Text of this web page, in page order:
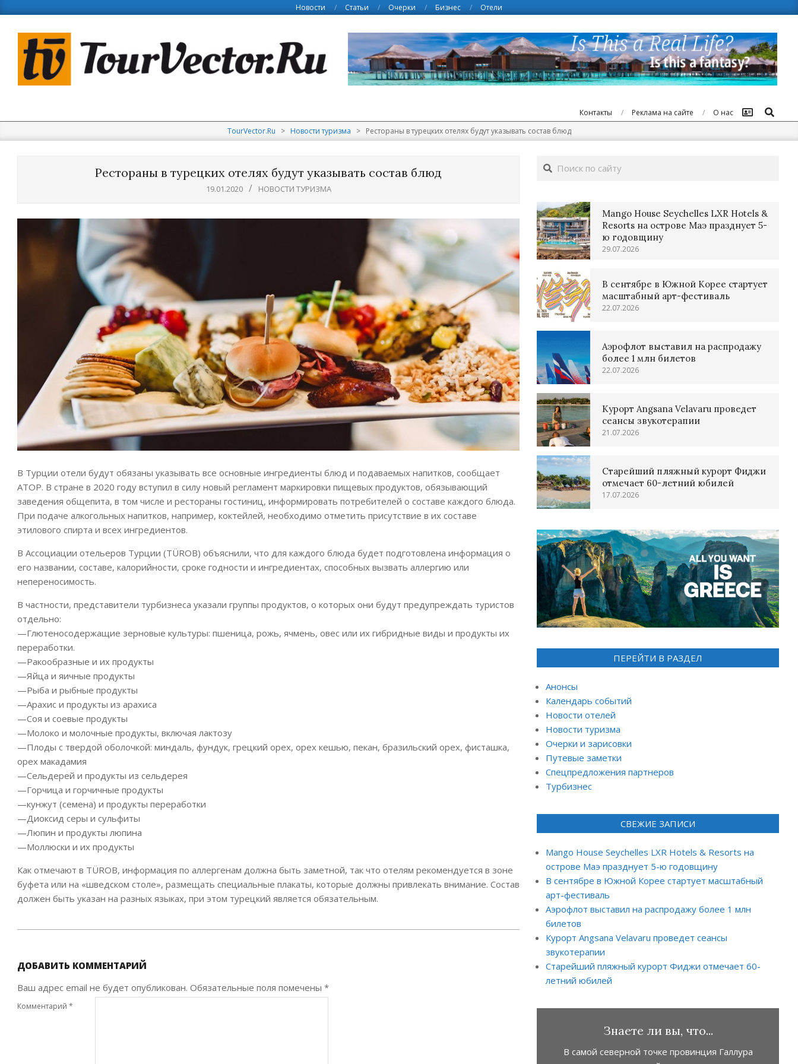
content
Новости Статьи Очерки Бизнес Отели
Контакты Реклама на сайте О нас Поиск
TourVector.Ru > Новости туризма > Рестораны в турецких отелях будут указывать состав блюд
Рестораны в турецких отелях будут указывать состав блюд
19.01.2020 НОВОСТИ ТУРИЗМА
В Турции отели будут обязаны указывать все основные ингредиенты блюд и подаваемых напитков, сообщает
АТОР. В стране в 2020 году вступил в силу новый регламент маркировки пищевых продуктов, обязывающий
заведения общепита, в том числе и рестораны гостиниц, информировать потребителей о составе каждого блюда.
При подаче алкогольных напитков, например, коктейлей, необходимо отметить присутствие в их составе
этилового спирта и всех ингредиентов.
В Ассоциации отельеров Турции (TÜROB) объяснили, что для каждого блюда будет подготовлена информация о
его названии, составе, калорийности, сроке годности и ингредиентах, способных вызвать аллергию или
непереносимость.
В частности, представители турбизнеса указали группы продуктов, о которых они будут предупреждать туристов
отдельно:
—Глютеносодержащие зерновые культуры: пшеница, рожь, ячмень, овес или их гибридные виды и продукты их
переработки.
—Ракообразные и их продукты
—Яйца и яичные продукты
—Рыба и рыбные продукты
—Арахис и продукты из арахиса
—Соя и соевые продукты
—Молоко и молочные продукты, включая лактозу
—Плоды с твердой оболочкой: миндаль, фундук, грецкий орех, орех кешью, пекан, бразильский орех, фисташка,
орех макадамия
—Сельдерей и продукты из сельдерея
—Горчица и горчичные продукты
—кунжут (семена) и продукты переработки
—Диоксид серы и сульфиты
—Люпин и продукты люпина
—Моллюски и их продукты
Как отмечают в TÜROB, информация по аллергенам должна быть заметной, так что отелям рекомендуется в зоне
буфета или на «шведском столе», размещать специальные плакаты, которые должны привлекать внимание. Состав
должен быть указан на разных языках, при этом турецкий является обязательным.
19
ДОБАВИТЬ КОММЕНТАРИЙ
Ваш адрес email не будет опубликован. Обязательные поля помечены *
Комментарий *
Поиск
Mango House Seychelles LXR Hotels &
Resorts на острове Маэ празднует 5-
ю годовщину
29.07.2026
В сентябре в Южной Корее стартует
масштабный арт-фестиваль
22.07.2026
Аэрофлот выставил на распродажу
более 1 млн билетов
22.07.2026
Курорт Angsana Velavaru проведет
сеансы звукотерапии
21.07.2026
Старейший пляжный курорт Фиджи
отмечает 60-летний юбилей
17.07.2026
ПЕРЕЙТИ В РАЗДЕЛ
Анонсы
Календарь событий
Новости отелей
Новости туризма
Очерки и зарисовки
Путевые заметки
Спецпредложения партнеров
Турбизнес
СВЕЖИЕ ЗАПИСИ
Mango House Seychelles LXR Hotels & Resorts на
острове Маэ празднует 5-ю годовщину
В сентябре в Южной Корее стартует масштабный
арт-фестиваль
Аэрофлот выставил на распродажу более 1 млн
билетов
Курорт Angsana Velavaru проведет сеансы
звукотерапии
Старейший пляжный курорт Фиджи отмечает 60-
летний юбилей
Знаете ли вы, что...
В самой северной точке провинция Галлура